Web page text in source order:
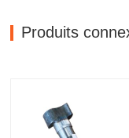
Produits